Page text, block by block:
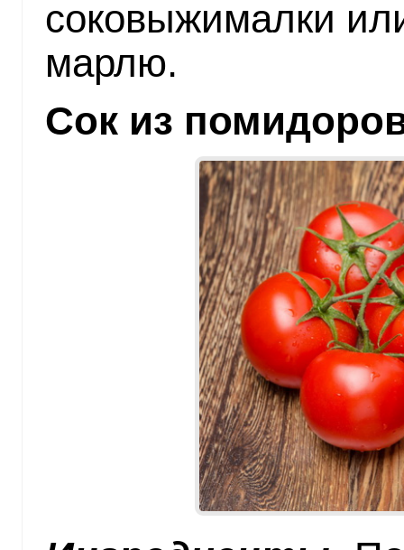
соковыжималки
марлю.
Сок из